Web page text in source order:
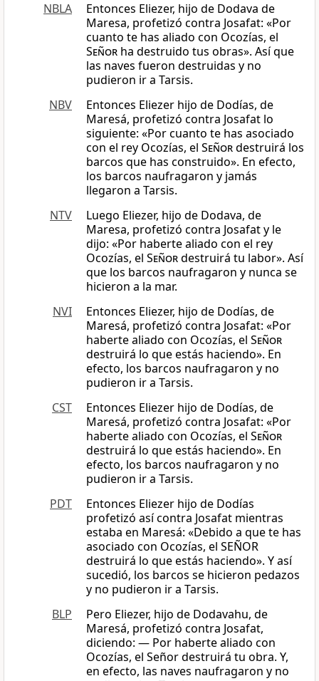
NBLA
Entonces Eliezer, hijo de Dodava de
Maresa, profetizó contra Josafat: «Por
cuanto te has aliado con Ocozías, el
Señor ha destruido tus obras». Así que
las naves fueron destruidas y no
pudieron ir a Tarsis.
NBV
Entonces Eliezer hijo de Dodías, de
Maresá, profetizó contra Josafat lo
siguiente: «Por cuanto te has asociado
con el rey Ocozías, el Señordestruirá los
barcos que has construido». En efecto,
los barcos naufragaron y jamás
llegaron a Tarsis.
NTV
Luego Eliezer, hijo de Dodava, de
Maresa, profetizó contra Josafat y le
dijo: «Por haberte aliado con el rey
Ocozías, el Señordestruirá tu labor». Así
que los barcos naufragaron y nunca se
hicieron a la mar.
NVI
Entonces Eliezer, hijo de Dodías, de
Maresá, profetizó contra Josafat: «Por
haberte aliado con Ocozías, el Señor
destruirá lo que estás haciendo». En
efecto, los barcos naufragaron y no
pudieron ir a Tarsis.
CST
Entonces Eliezer hijo de Dodías, de
Maresá, profetizó contra Josafat: «Por
haberte aliado con Ocozías, el Señor
destruirá lo que estás haciendo». En
efecto, los barcos naufragaron y no
pudieron ir a Tarsis.
PDT
Entonces Eliezer hijo de Dodías
profetizó así contra Josafat mientras
estaba en Maresá: «Debido a que te has
asociado con Ocozías, el SEÑOR
destruirá lo que estás haciendo». Y así
sucedió, los barcos se hicieron pedazos
y no pudieron ir a Tarsis.
BLP
Pero Eliezer, hijo de Dodavahu, de
Maresá, profetizó contra Josafat,
diciendo: — Por haberte aliado con
Ocozías, el Señor destruirá tu obra. Y,
en efecto, las naves naufragaron y no